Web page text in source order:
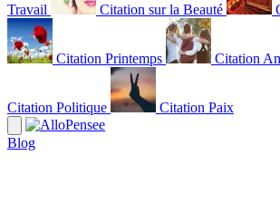
Travail Citation sur la Beauté
Citation Printemps Citation
Citation Politique Citation Paix
Blog